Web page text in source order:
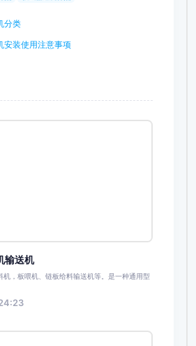
分类
安装使用注意事项
输送机
，板喂机、链板给料输送机等。是一种通用型